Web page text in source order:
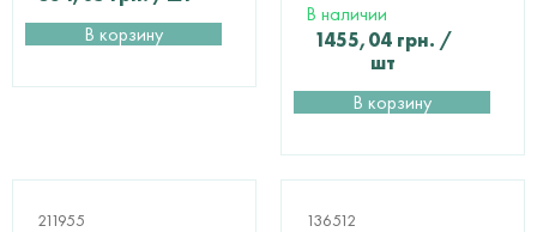
В корзину
В наличии
1455,04 грн. /
шт
В корзину
211955 136512